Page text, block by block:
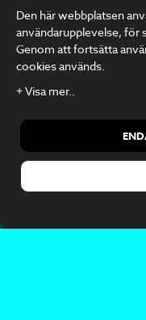
Den här webbplatsen
användarupplevelse, för
Genom att fortsätta
cookies används.
Leder med